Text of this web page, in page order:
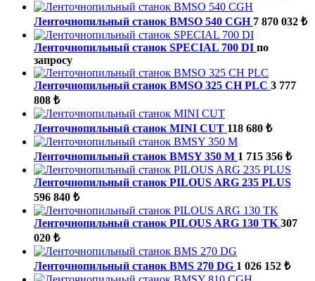
Ленточнопильный станок BMSO 540 CGH 7 870 032 ₺
Ленточнопильный станок SPECIAL 700 DI по
запросу
Ленточнопильный станок BMSO 325 CH PLC 3 777
808 ₺
Ленточнопильный станок MINI CUT 118 680 ₺
Ленточнопильный станок BMSY 350 M 1 715 356 ₺
Ленточнопильный станок PILOUS ARG 235 PLUS
596 840 ₺
Ленточнопильный станок PILOUS ARG 130 TK 307
020 ₺
Ленточнопильный станок BMS 270 DG 1 026 152 ₺